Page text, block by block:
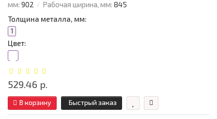
мм: 902 Рабочая ширина, мм: 845
Толщина металла, мм:
1
Цвет:
529.46 р.
В корзину Быстрый заказ